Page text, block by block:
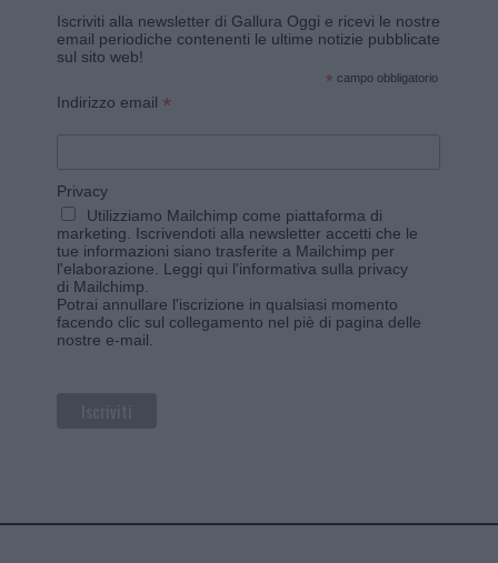
Iscriviti alla newsletter di Gallura Oggi e ricevi le nostre
email periodiche contenenti le ultime notizie pubblicate
sul sito web!
* campo obbligatorio
Indirizzo email *
Privacy
Utilizziamo Mailchimp come piattaforma di
marketing. Iscrivendoti alla newsletter accetti che le
tue informazioni siano trasferite a Mailchimp per
l'elaborazione. Leggi qui l'informativa sulla privacy
di Mailchimp
Potrai annullare l'iscrizione in qualsiasi momento
facendo clic sul collegamento nel piè di pagina delle
nostre e-mail.